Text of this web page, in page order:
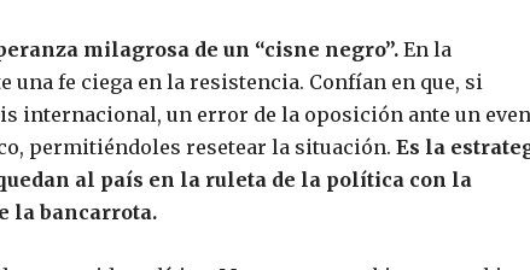
milagrosa de un “cisne negro”.En la
fe ciega en la resistencia. Confían en que, si
internacional, un error de la oposición ante un
permitiéndoles resetear la situación. Es la
al país en la ruleta de la política con la
la bancarrota.